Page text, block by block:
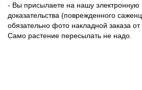
- Вы присылаете на нашу электронную
доказательства (поврежденного
обязательно фото накладной заказа
Само растение пересылать не надо.